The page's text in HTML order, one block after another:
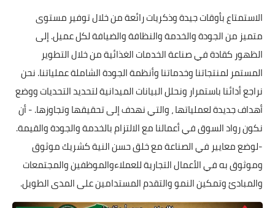
الاستمتاع بأوقات جيدة وذكريات رائعة من خلال توفير مستوى
متميز من الجودة والخدمة والنظافة والضيافة لكل عميل. إلى
الظهور كقادة في صناعة الخدمات الغذائية من خلال التطوير
المستمر لمنتجاتنا وخدماتنا وأنظمة الجودة الشاملة عملياتنا. نحن
نراجع أدائنا باستمرار ونحلل البيانات الميدانية لتحديد التحديات ووضع
أهداف جديدة لعملياتها ، والتي نهدف إلى تحقيقها وتجاوزها. - أن
نكون رواد السوق في أعمالنا مع الالتزام بالخدمة والجودة والقيمة.
-لوضع معايير في الصناعة مع خلق حسن النية كشريك موثوق
وموثوق به في الأعمال التجارية للعملاءوالموظفين والمجتمعات
والمبادئ وتمكين النمو والتقدم المستدامين على المدى الطويل.